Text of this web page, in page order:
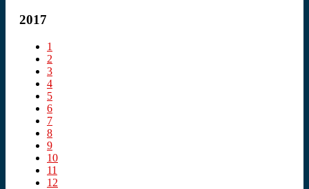
2017
1
2
3
4
5
6
7
8
9
10
11
12